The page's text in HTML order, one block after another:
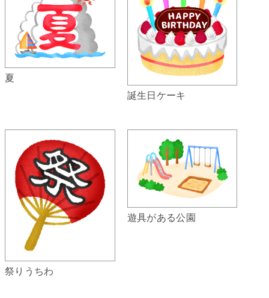
夏
誕生日ケーキ
祭りうちわ
遊具がある公園